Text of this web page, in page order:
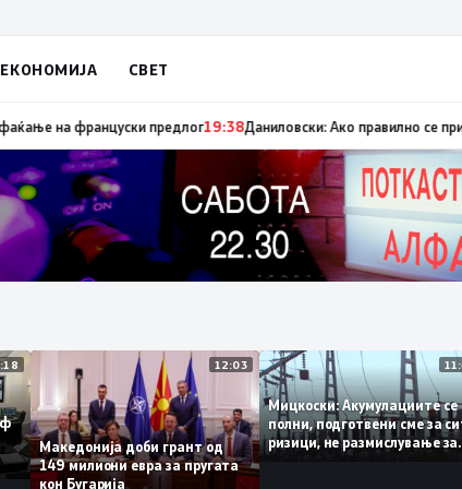
ЕКОНОМИЈА СВЕТ
за пари“, така на талогот на СДСМ му пука и
12:18
за
12:03
Македонија доби грант од
149 милиони евра за пругата
кон Бугарија
Мицкоски:
полни, подготвени сме
ризици, не
поскапување на струјата